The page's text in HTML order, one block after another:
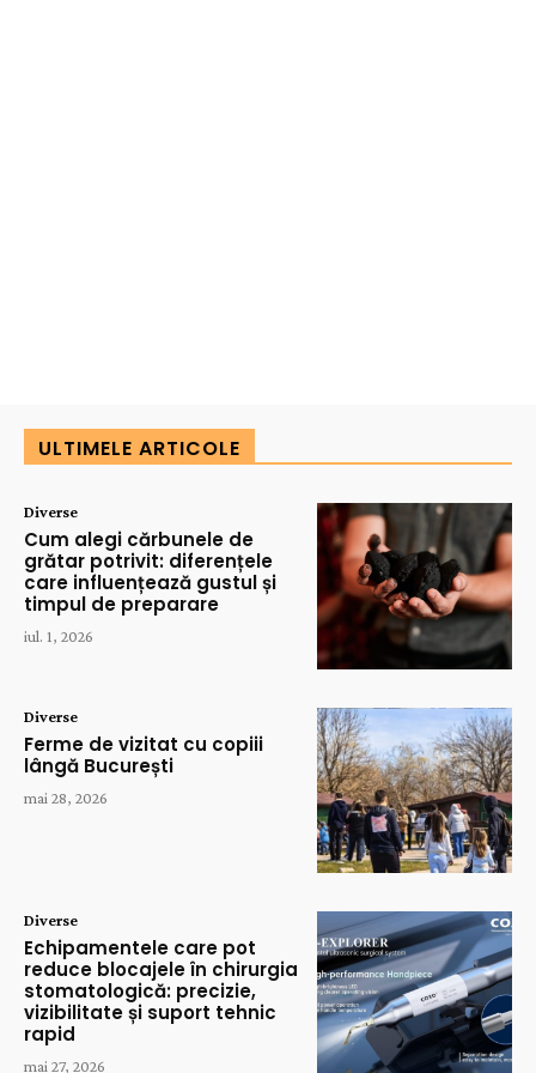
ULTIMELE ARTICOLE
Diverse
Cum alegi cărbunele de
grătar potrivit: diferențele
care influențează gustul și
timpul de preparare
iul. 1, 2026
Diverse
Ferme de vizitat cu copiii
lângă București
mai 28, 2026
Diverse
Echipamentele care pot
reduce blocajele în chirurgia
stomatologică: precizie,
vizibilitate și suport tehnic
rapid
mai 27, 2026